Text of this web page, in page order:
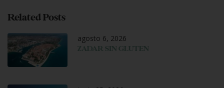
Related Posts
agosto 6, 2026
ZADAR SIN GLUTEN